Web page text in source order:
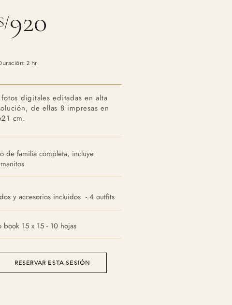
920
2 hr
digitales editadas en alta
de ellas 8 impresas en
cm.
de familia completa, incluye
y accesorios incluidos - 4 outfits
book 15 x 15 - 10 hojas
RESERVAR ESTA SESIÓN